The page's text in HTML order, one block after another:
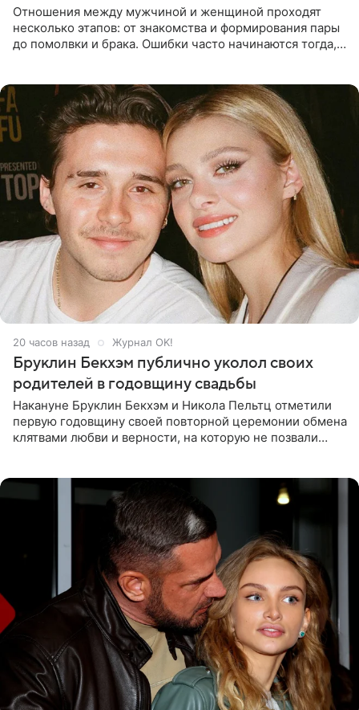
Отношения между мужчиной и женщиной проходят
несколько этапов: от знакомства и формирования пары
до помолвки и брака. Ошибки часто начинаются тогда,
20 часов назад Журнал OK!
Бруклин Бекхэм публично уколол своих
родителей в годовщину свадьбы
Накануне Бруклин Бекхэм и Никола Пельтц отметили
первую годовщину своей повторной церемонии обмена
клятвами любви и верности, на которую не позвали